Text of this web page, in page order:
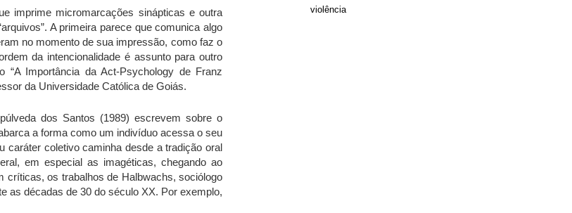
violência
imprime micromarcações sinápticas e outra
A primeira parece que comunica algo
no momento de sua impressão, como faz o
da intencionalidade é assunto para outro
Importância da Act-Psychology de Franz
da Universidade Católica de Goiás.
dos Santos (1989) escrevem sobre o
a forma como um indivíduo acessa o seu
caráter coletivo caminha desde a tradição oral
em especial as imagéticas, chegando ao
críticas, os trabalhos de Halbwachs, sociólogo
as décadas de 30 do século XX. Por exemplo,